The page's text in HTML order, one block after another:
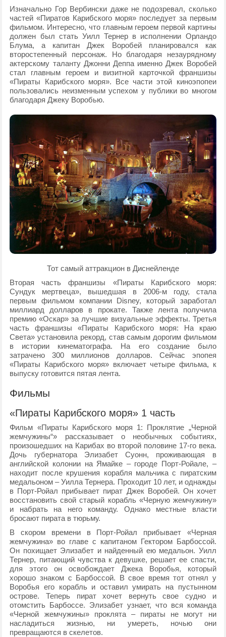
Изначально Гор Вербински даже не подозревал, сколько
частей «Пиратов Карибского моря» последует за первым
фильмом. Интересно, что главным героем первой картины
должен был стать Уилл Тернер в исполнении Орландо
Блума, а капитан Джек Воробей планировался как
второстепенный персонаж. Но благодаря незаурядному
актерскому таланту Джонни Деппа именно Джек Воробей
стал главным героем и визитной карточкой франшизы
«Пираты Карибского моря». Все части этой киноэпопеи
пользовались неизменным успехом у публики во многом
благодаря Джеку Воробью.
Тот самый аттракцион в Диснейленде
Вторая часть франшизы «Пираты Карибского моря:
Сундук мертвеца», вышедшая в 2006-м году, стала
первым фильмом компании Disney, который заработал
миллиард долларов в прокате. Также лента получила
премию «Оскар» за лучшие визуальные эффекты. Третья
часть франшизы «Пираты Карибского моря: На краю
Света» установила рекорд, став самым дорогим фильмом
в истории кинематографа. На его создание было
затрачено 300 миллионов долларов. Сейчас эпопея
«Пираты Карибского моря» включает четыре фильма, к
выпуску готовится пятая лента.
Фильмы
«Пираты Карибского моря» 1 часть
Фильм «Пираты Карибского моря 1: Проклятие „Черной
жемчужины“» рассказывает о необычных событиях,
произошедших на Карибах во второй половине 17-го века.
Дочь губернатора Элизабет Суонн, проживающая в
английской колонии на Ямайке – городе Порт-Ройале, –
находит после крушения корабля мальчика с пиратским
медальоном – Уилла Тернера. Проходит 10 лет, и однажды
в Порт-Ройал прибывает пират Джек Воробей. Он хочет
восстановить свой старый корабль «Черную жемчужину»
и набрать на него команду. Однако местные власти
бросают пирата в тюрьму.
В скором времени в Порт-Ройал прибывает «Черная
жемчужина» во главе с капитаном Гектором Барбоссой.
Он похищает Элизабет и найденный ею медальон. Уилл
Тернер, питающий чувства к девушке, решает ее спасти,
для этого он освобождает Джека Воробья, который
хорошо знаком с Барбоссой. В свое время тот отнял у
Воробья его корабль и оставил умирать на пустынном
острове. Теперь пират хочет вернуть свое судно и
отомстить Барбоссе. Элизабет узнает, что вся команда
«Черной жемчужины» проклята – пираты не могут ни
насладиться жизнью, ни умереть, ночью они
превращаются в скелетов.